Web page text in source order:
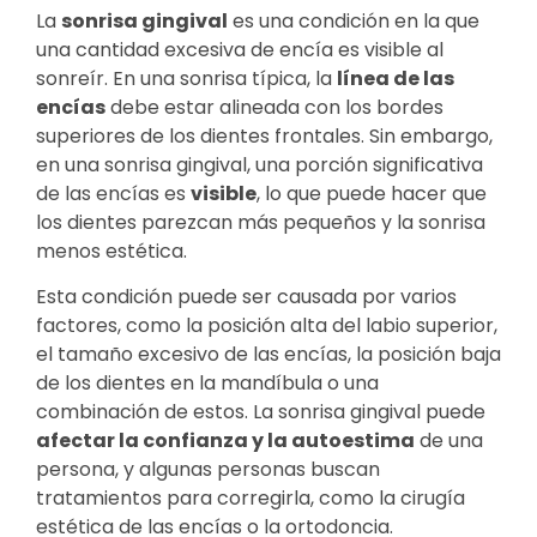
La sonrisa gingival es una condición en la que
una cantidad excesiva de encía es visible al
sonreír. En una sonrisa típica, la línea de las
encíasdebe estar alineada con los bordes
superiores de los dientes frontales. Sin embargo,
en una sonrisa gingival, una porción significativa
de las encías es visible, lo que puede hacer que
los dientes parezcan más pequeños y la sonrisa
menos estética.
Esta condición puede ser causada por varios
factores, como la posición alta del labio superior,
el tamaño excesivo de las encías, la posición baja
de los dientes en la mandíbula o una
combinación de estos. La sonrisa gingival puede
afectar la confianza y la autoestima de una
persona, y algunas personas buscan
tratamientos para corregirla, como la cirugía
estética de las encías o la ortodoncia.